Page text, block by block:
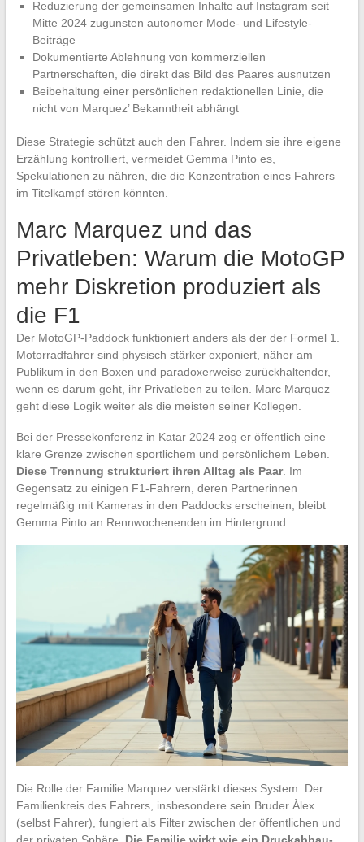
Reduzierung der gemeinsamen Inhalte auf Instagram seit
Mitte 2024 zugunsten autonomer Mode- und Lifestyle-
Beiträge
Dokumentierte Ablehnung von kommerziellen
Partnerschaften, die direkt das Bild des Paares ausnutzen
Beibehaltung einer persönlichen redaktionellen Linie, die
nicht von Marquez’ Bekanntheit abhängt
Diese Strategie schützt auch den Fahrer. Indem sie ihre eigene
Erzählung kontrolliert, vermeidet Gemma Pinto es,
Spekulationen zu nähren, die die Konzentration eines Fahrers
im Titelkampf stören könnten.
Marc Marquez und das
Privatleben: Warum die MotoGP
mehr Diskretion produziert als
die F1
Der MotoGP-Paddock funktioniert anders als der der Formel 1.
Motorradfahrer sind physisch stärker exponiert, näher am
Publikum in den Boxen und paradoxerweise zurückhaltender,
wenn es darum geht, ihr Privatleben zu teilen. Marc Marquez
geht diese Logik weiter als die meisten seiner Kollegen.
Bei der Pressekonferenz in Katar 2024 zog er öffentlich eine
klare Grenze zwischen sportlichem und persönlichem Leben.
Diese Trennung strukturiert ihren Alltag als Paar. Im
Gegensatz zu einigen F1-Fahrern, deren Partnerinnen
regelmäßig mit Kameras in den Paddocks erscheinen, bleibt
Gemma Pinto an Rennwochenenden im Hintergrund.
Die Rolle der Familie Marquez verstärkt dieses System. Der
Familienkreis des Fahrers, insbesondere sein Bruder Àlex
(selbst Fahrer), fungiert als Filter zwischen der öffentlichen und